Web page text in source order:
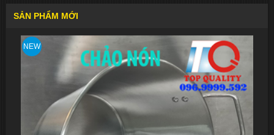
SẢN PHẨM MỚI
NEW